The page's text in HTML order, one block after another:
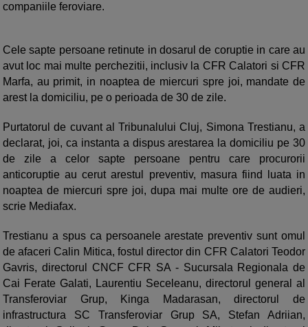
companiile feroviare.
Cele sapte persoane retinute in dosarul de coruptie in care au
avut loc mai multe perchezitii, inclusiv la CFR Calatori si CFR
Marfa, au primit, in noaptea de miercuri spre joi, mandate de
arest la domiciliu, pe o perioada de 30 de zile.
Purtatorul de cuvant al Tribunalului Cluj, Simona Trestianu, a
declarat, joi, ca instanta a dispus arestarea la domiciliu pe 30
de zile a celor sapte persoane pentru care procurorii
anticoruptie au cerut arestul preventiv, masura fiind luata in
noaptea de miercuri spre joi, dupa mai multe ore de audieri,
scrie Mediafax.
Trestianu a spus ca persoanele arestate preventiv sunt omul
de afaceri Calin Mitica, fostul director din CFR Calatori Teodor
Gavris, directorul CNCF CFR SA - Sucursala Regionala de
Cai Ferate Galati, Laurentiu Seceleanu, directorul general al
Transferoviar Grup, Kinga Madarasan, directorul de
infrastructura SC Transferoviar Grup SA, Stefan Adriian,